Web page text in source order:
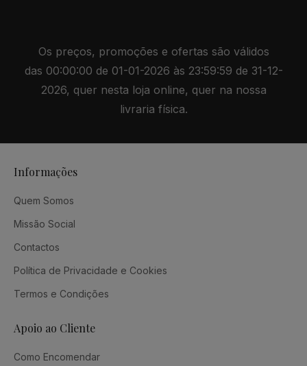
Os preços, promoções e ofertas são válidos
das 00:00:00 de 01-01-2026 às 23:59:59 de 31-12-
2026, quer nesta loja online, quer na nossa
livraria física.
Informações
Quem Somos
Missão Social
Contactos
Política de Privacidade e Cookies
Termos e Condições
Apoio ao Cliente
Como Encomendar